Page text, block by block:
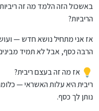
באשכול הזה הלמד מה זה
הריביות?
אז אני מתחיל נושא חדש —
הרבה כסף, אבל לא תמיד
אז מה זה בעצם ריבית?
ריבית היא עלות האשראי —
נותן לך כסף.